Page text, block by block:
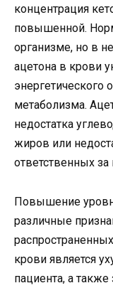
концентрация
повышенной.
организме, но в
ацетона в крови
энергетического
метаболизма.
недостатка
жиров или
ответственных
Повышение
различные
крови является
пациента, а также